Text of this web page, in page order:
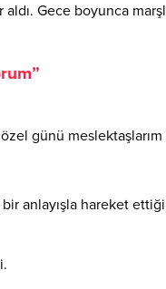
aldı. Gece boyunca
günü
bir anlayışla hareket